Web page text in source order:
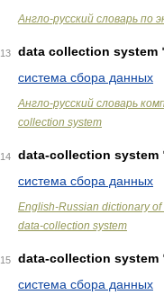
Англо-русский словарь по
13
data collection system
система сбора данных
Англо-русский словарь
collection system
14
data-collection system
система сбора данных
English-Russian dictionary
data-collection system
15
data-collection system
система сбора данных